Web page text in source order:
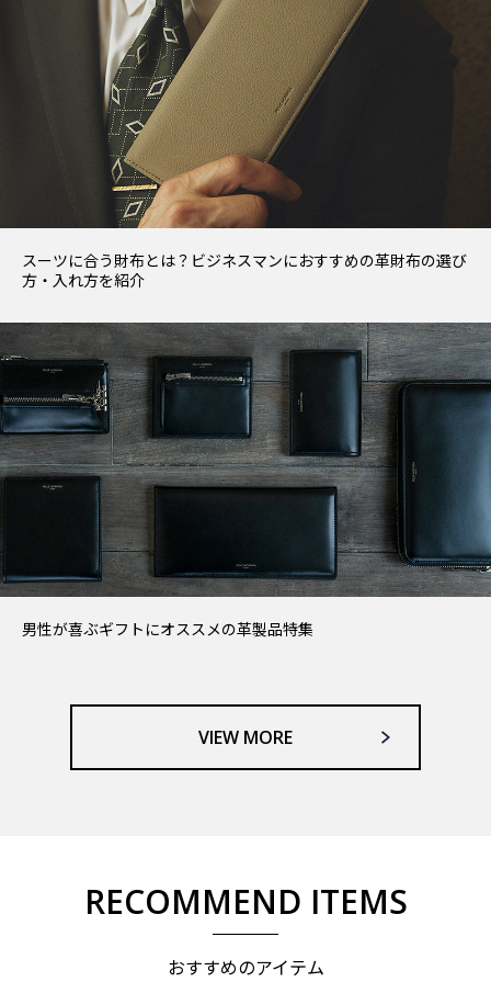
スーツに合う財布とは？ビジネスマンにおすすめの革財布の選び
方・入れ方を紹介
男性が喜ぶギフトにオススメの革製品特集
VIEW MORE
RECOMMEND ITEMS
おすすめのアイテム